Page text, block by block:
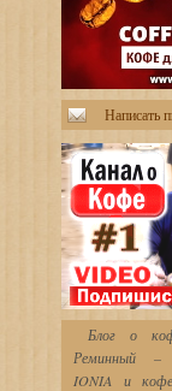
Написать
Блог о
Реминный –
IONIA и